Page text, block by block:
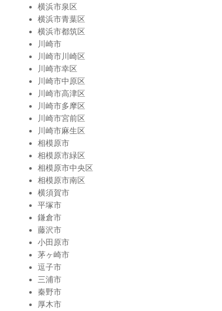
横浜市泉区
横浜市青葉区
横浜市都筑区
川崎市
川崎市川崎区
川崎市幸区
川崎市中原区
川崎市高津区
川崎市多摩区
川崎市宮前区
川崎市麻生区
相模原市
相模原市緑区
相模原市中央区
相模原市南区
横須賀市
平塚市
鎌倉市
藤沢市
小田原市
茅ヶ崎市
逗子市
三浦市
秦野市
厚木市